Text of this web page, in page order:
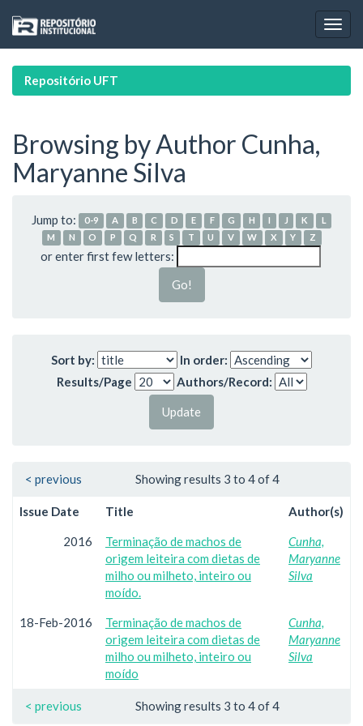
navigation
Repositório UFT
Browsing by Author Cunha,
Maryanne Silva
Jump to: 0-9 A B C D E F G H I J K
L
M
N O P Q R S T U V W X Y Z
or enter first few letters:
Sort by:
In order:
Results/Page
Authors/Record:
Showing results 3 to 4 of 4
< previous
Issue Date Title Author(s)
2016
Terminação de machos de
origem leiteira com dietas de
milho ou milheto, inteiro ou
moído.
Cunha,
Maryanne
Silva
18-Feb-2016
Terminação de machos de
origem leiteira com dietas de
milho ou milheto, inteiro ou
moído
Cunha,
Maryanne
Silva
Showing results 3 to 4 of 4
< previous